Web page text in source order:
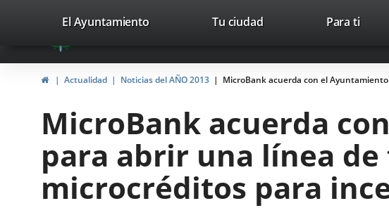
Portal
Web
del
Valladolid
avaTop
valladolid.es
El Ayuntamiento Tu ciudad Para ti
HomeActualidad Noticias del AÑO 2013 MicroBank acuerda con el
MicroBank acuerda
para abrir una línea
microcréditos para